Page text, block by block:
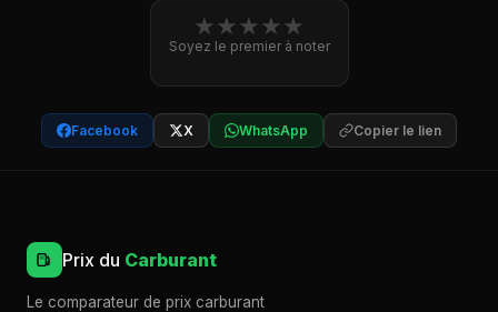
★★★★★
Soyez le premier à noter
Facebook X WhatsApp Copier le lien
Prix du Carburant
Le comparateur de prix carburant